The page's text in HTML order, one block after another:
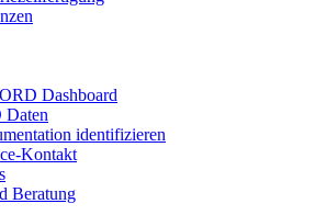
Dashboard
identifizieren
Kontakt
Beratung